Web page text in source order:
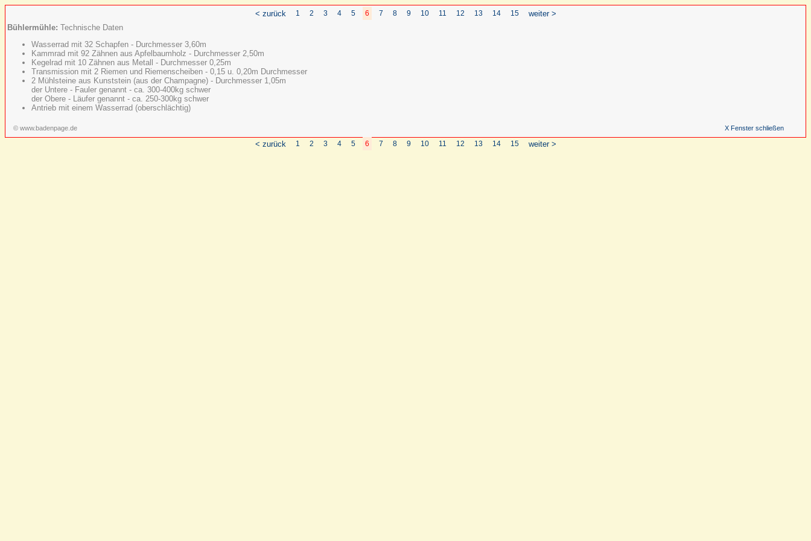
< zurück 1 2 3 4 5 6 7 8 9 10 11 12 13 14 15
weiter >
Bühlermühle: Technische Daten
Wasserrad mit 32 Schapfen - Durchmesser 3,60m
Kammrad mit 92 Zähnen aus Apfelbaumholz - Durchmesser 2,50m
Kegelrad mit 10 Zähnen aus Metall - Durchmesser 0,25m
Transmission mit 2 Riemen und Riemenscheiben - 0,15 u. 0,20m Durchmesser
2 Mühlsteine aus Kunststein (aus der Champagne) - Durchmesser 1,05m
der Untere - Fauler genannt - ca. 300-400kg schwer
der Obere - Läufer genannt - ca. 250-300kg schwer
Antrieb mit einem Wasserrad (oberschlächtig)
© www.badenpage.de X Fenster schließen
< zurück 1 2 3 4 5 6 7 8 9 10 11 12 13 14 15 weiter >